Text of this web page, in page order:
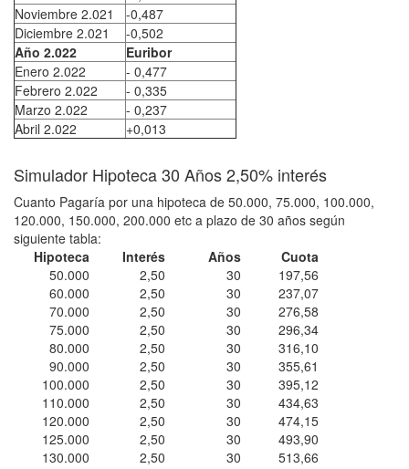
Noviembre 2.021
-0,487
Diciembre 2.021
-0,502
Año 2.022
Euribor
Enero 2.022
- 0,477
Febrero 2.022
- 0,335
Marzo 2.022
- 0,237
Abril 2.022
+0,013
Simulador Hipoteca 30 Años 2,50% interés
Cuanto Pagaría por una hipoteca de 50.000, 75.000, 100.000,
120.000, 150.000, 200.000 etc a plazo de 30 años según
siguiente tabla:
Hipoteca
Interés Años
Cuota
50.000
2,50 30
197,56
60.000
2,50 30
237,07
70.000
2,50 30
276,58
75.000
2,50 30
296,34
80.000
2,50 30
316,10
90.000
2,50 30
355,61
100.000
2,50 30
395,12
110.000
2,50 30
434,63
120.000
2,50 30
474,15
125.000
2,50 30
493,90
130.000
2,50 30
513,66